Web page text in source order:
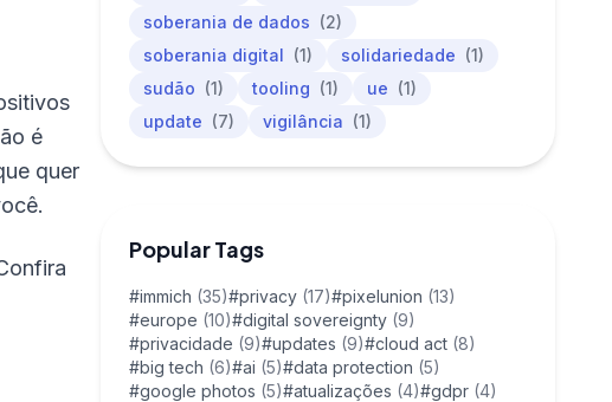
é
quer
soberania de dados (2)
soberania digital (1) solidariedade (1)
sudão (1) tooling (1) ue (1)
update (7) vigilância (1)
Popular Tags
#immich (35)#privacy (17)#pixelunion (13)
#europe (10)#digital sovereignty (9)
#privacidade (9)#updates (9)#cloud act (8)
#big tech (6)#ai (5)#data protection (5)
#google photos (5)#atualizações (4)#gdpr (4)